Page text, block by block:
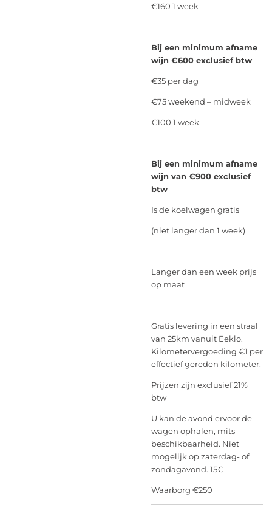
€160 1 week
Bij een minimum afname
wijn €600 exclusief btw
€35 per dag
€75 weekend – midweek
€100 1 week
Bij een minimum afname
wijn van €900 exclusief
btw
Is de koelwagen gratis
(niet langer dan 1 week)
Langer dan een week prijs
op maat
Gratis levering in een straal
van 25km vanuit Eeklo.
Kilometervergoeding €1 per
effectief gereden kilometer.
Prijzen zijn exclusief 21%
btw
U kan de avond ervoor de
wagen ophalen, mits
beschikbaarheid. Niet
mogelijk op zaterdag- of
zondagavond. 15€
Waarborg €250